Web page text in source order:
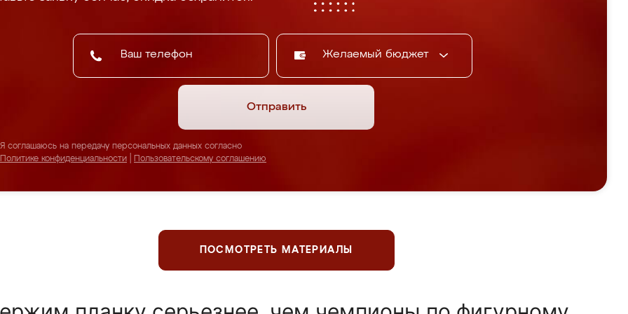
Желаемый бюджет
Отправить
Я соглашаюсь на передачу персональных данных согласно
Политике конфиденциальности
Пользовательскому соглашению
ПОСМОТРЕТЬ МАТЕРИАЛЫ